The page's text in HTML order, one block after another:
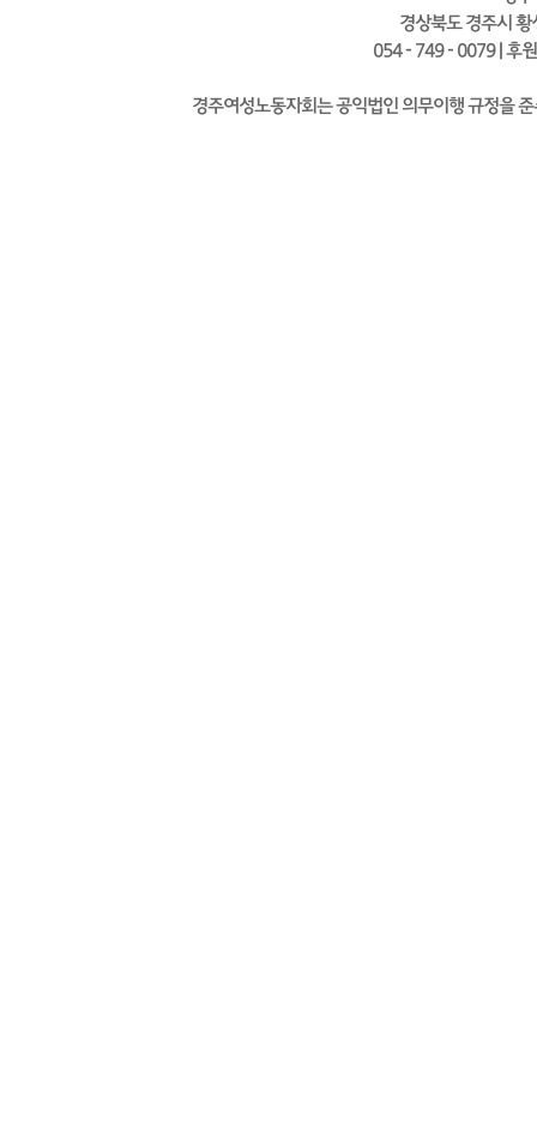
경상북도 경주시
054 - 749 - 0079 | 후
경주여성노동자회는 공익법인 의무이행 규정을